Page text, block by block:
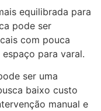
equilibrada para
pode ser
com pouca
para varal.
ser uma
baixo custo
manual e